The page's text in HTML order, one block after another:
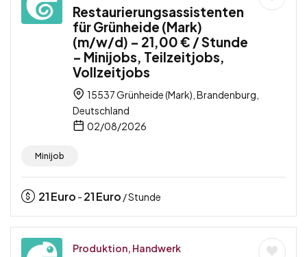
Restaurierungsassistenten
für Grünheide (Mark)
(m/w/d) – 21,00 € / Stunde
– Minijobs, Teilzeitjobs,
Vollzeitjobs
15537 Grünheide (Mark), Brandenburg,
Deutschland
02/08/2026
Minijob
21Euro - 21Euro / Stunde
Produktion, Handwerk